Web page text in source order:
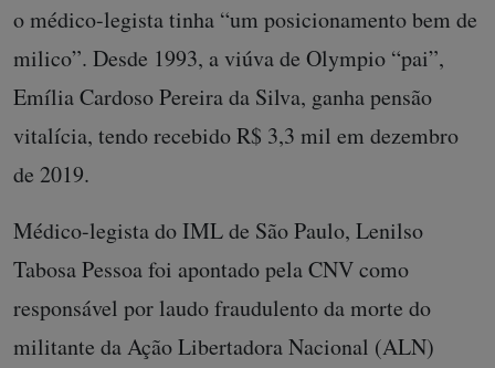
o médico-legista tinha “um posicionamento bem de
milico”. Desde 1993, a viúva de Olympio “pai”,
Emília Cardoso Pereira da Silva, ganha pensão
vitalícia, tendo recebido R$ 3,3 mil em dezembro
de 2019.
Médico-legista do IML de São Paulo, Lenilso
Tabosa Pessoa foi apontado pela CNV como
responsável por laudo fraudulento da morte do
militante da Ação Libertadora Nacional (ALN)